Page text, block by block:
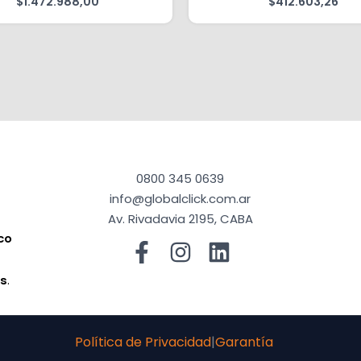
.
0800 345 0639
info@globalclick.com.ar
Av. Rivadavia 2195, CABA
Política de Privacidad|Garantía